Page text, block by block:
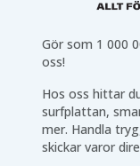
Gör som 1 000
oss!
Hos oss hittar
surfplattan,
mer. Handla
skickar varor